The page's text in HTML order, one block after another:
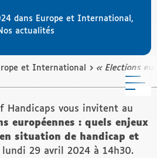
dans Europe et International ,
actualités
et International › « Elections
Handicaps vous invitent au
européennes : quels enjeux
situation de handicap et
lundi 29 avril 2024 à 14h30.